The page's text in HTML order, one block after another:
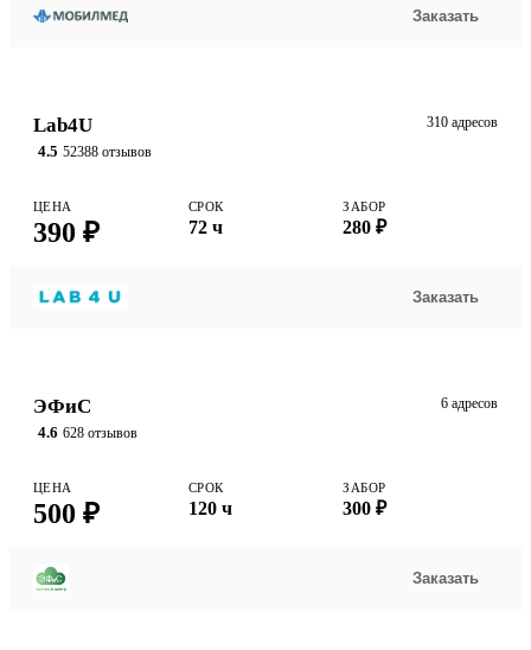
Заказать
Lab4U
4.5 52388 отзывов
310 адресов
ЦЕНА
390 ₽
СРОК
72 ч
ЗАБОР
280 ₽
Заказать
ЭФиС
4.6 628 отзывов
6 адресов
ЦЕНА
500 ₽
СРОК
120 ч
ЗАБОР
300 ₽
Заказать